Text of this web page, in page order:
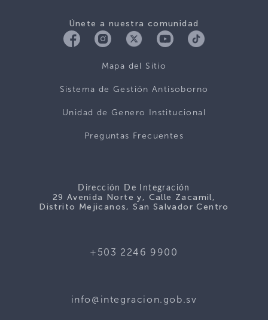
Únete a nuestra comunidad
Mapa del Sitio
Sistema de Gestión Antisoborno
Unidad de Genero Institucional
Preguntas Frecuentes
Dirección De Integración
29 Avenida Norte y, Calle Zacamil,
Distrito Mejicanos, San Salvador Centro
+503 2246 9900
info@integracion.gob.sv